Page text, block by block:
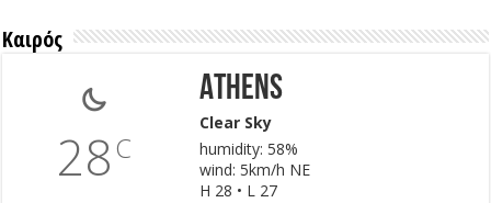
Καιρός
28C
Athens
Clear Sky
humidity: 58%
wind: 5km/h NE
H 28 • L 27